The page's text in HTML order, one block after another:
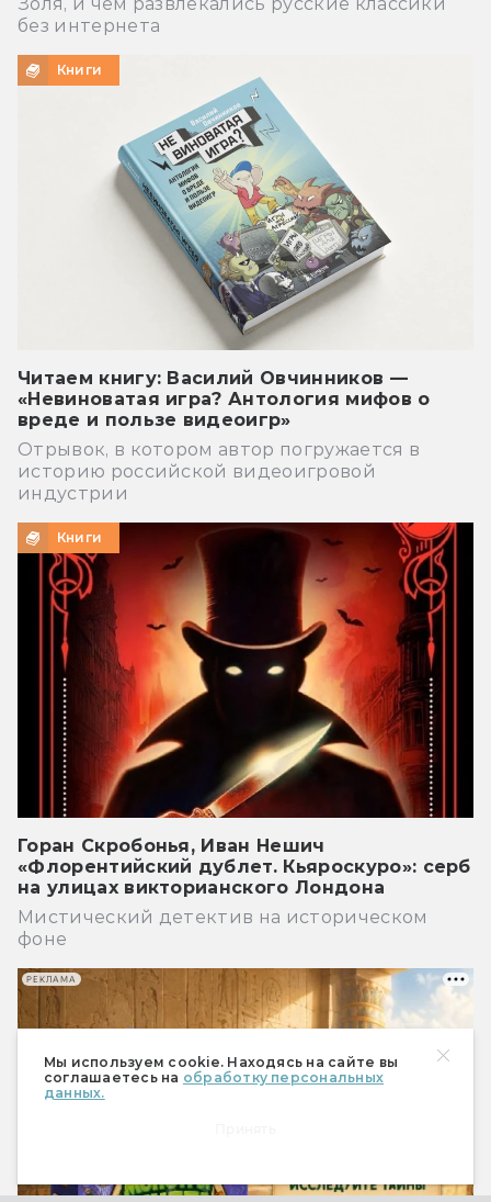
Мы используем cookie. Находясь на сайте вы
соглашаетесь на обработку персональных
данных.
без интернета
Книги
Читаем книгу: Василий Овчинников —
«Невиноватая игра? Антология мифов о
вреде и пользе видеоигр»
Отрывок, в котором автор погружается в
историю российской видеоигровой
индустрии
Книги
Горан Скробонья, Иван Нешич
«Флорентийский дублет. Кьяроскуро»: серб
на улицах викторианского Лондона
Мистический детектив на историческом
фоне
РЕКЛАМА